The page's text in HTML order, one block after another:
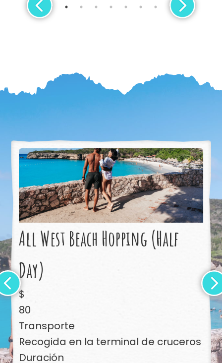
All West Beach Hopping (Half
Day)
$
80
Transporte
Recogida en la terminal de cruceros
Duración